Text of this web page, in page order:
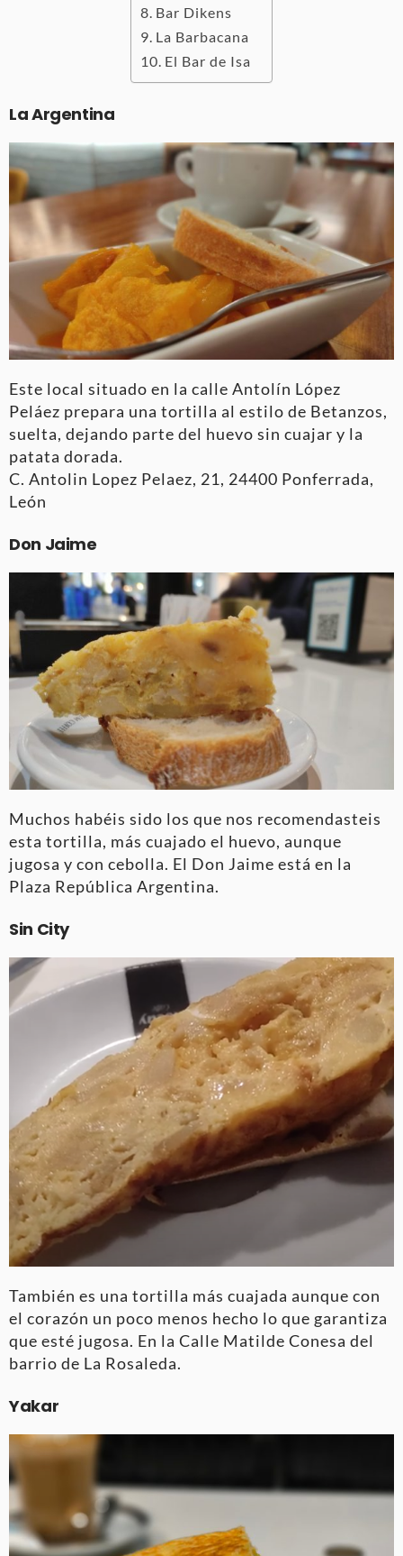
Bar Dikens
La Barbacana
El Bar de Isa
La Argentina
Este local situado en la calle Antolín López
Peláez prepara una tortilla al estilo de Betanzos,
suelta, dejando parte del huevo sin cuajar y la
patata dorada.
C. Antolin Lopez Pelaez, 21, 24400 Ponferrada,
León
Don Jaime
Muchos habéis sido los que nos recomendasteis
esta tortilla, más cuajado el huevo, aunque
jugosa y con cebolla. El Don Jaime está en la
Plaza República Argentina.
Sin City
También es una tortilla más cuajada aunque con
el corazón un poco menos hecho lo que garantiza
que esté jugosa. En la Calle Matilde Conesa del
barrio de La Rosaleda.
Yakar